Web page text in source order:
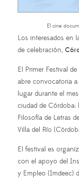
El cine
Los interesados en
de celebración,
El Primer Festival
abre convocatoria
lugar durante el
ciudad de Córdoba:
Filosofía de Letras
Villa del Río
El festival es
con el apoyo del
y Empleo (Imdeec)